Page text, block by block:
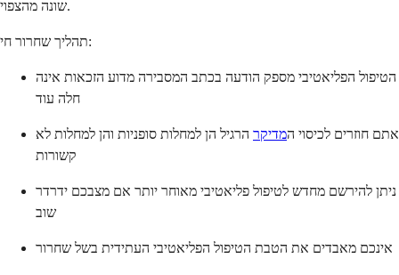
שונה מהצפוי.
תהליך שחרור חי:
הטיפול הפליאטיבי מספק הודעה בכתב המסבירה מדוע הזכאות אינה
חלה עוד
אתם חוזרים לכיסוי המדיקר הרגיל הן למחלות סופניות והן למחלות לא
קשורות
ניתן להירשם מחדש לטיפול פליאטיבי מאוחר יותר אם מצבכם ידרדר
שוב
אינכם מאבדים את הטבת הטיפול הפליאטיבי העתידית בשל שחרור